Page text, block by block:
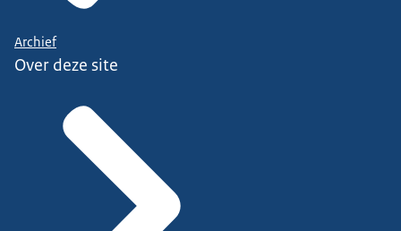
Archief
Over deze site